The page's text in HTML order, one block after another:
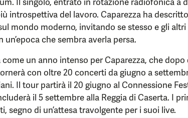
introspettiva del lavoro. Caparezza ha descritto
mondo moderno, invitando se stesso e gli altri
un’epoca che sembra averla persa.
un anno intenso per Caparezza, che
con oltre 20 concerti da giugno a
Il tour partirà il 20 giugno al Connessione
il 5 settembre alla Reggia di Caserta. I
segno di un’attesa travolgente per i suoi live.